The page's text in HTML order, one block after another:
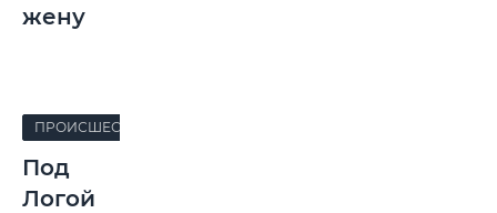
жену
ПРОИСШЕСТВИЯ
Под
Логой